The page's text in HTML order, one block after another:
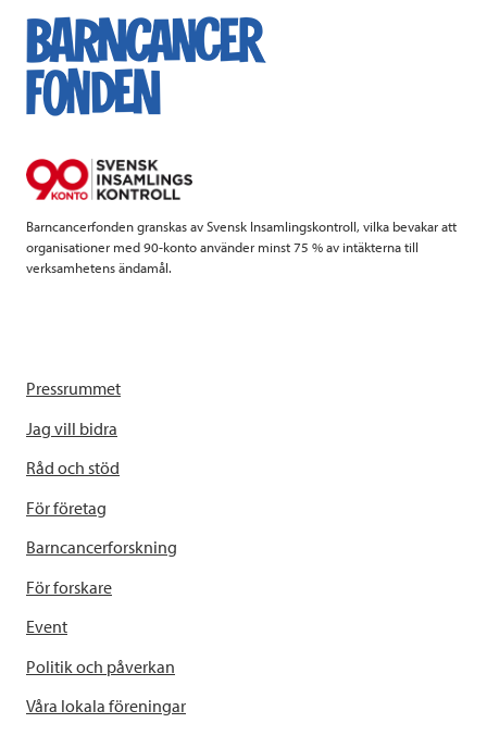
e
b
k
t
t
k
e
Barncancerfonden granskas av Svensk Insamlingskontroll, vilka bevakar att
organisationer med 90-konto använder minst 75 % av intäkterna till
verksamhetens ändamål.
Pressrummet
Jag vill bidra
Råd och stöd
För företag
Barncancerforskning
För forskare
Event
Politik och påverkan
Våra lokala föreningar